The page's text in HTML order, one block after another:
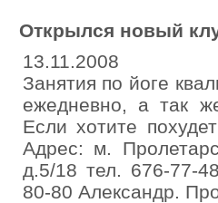
Открылся новый
13.11.2008
Занятия по йоге
ежедневно, а так
Если хотите
Адрес: м.
д.5/18 тел. 676-77-
80-80 Александр.